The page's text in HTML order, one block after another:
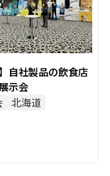
】自社製品の飲食店
示会
北海道